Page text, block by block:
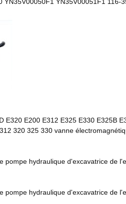
E320 E200 E312 E325 E330 E325B
320 325 330 vanne
pompe hydraulique d'excavatrice de
pompe hydraulique d'excavatrice de